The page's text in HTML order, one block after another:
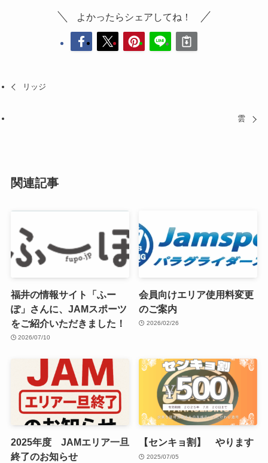
よかったらシェアしてね！
リッジ
雲
関連記事
福井の情報サイト「ふー
ぽ」さんに、JAMスポーツ
をご紹介いただきました！
2026/07/10
会員向けエリア使用料変更
のご案内
2026/02/26
2025年度 JAMエリア一旦
終了のお知らせ
【センキョ割】 やります
2025/07/05